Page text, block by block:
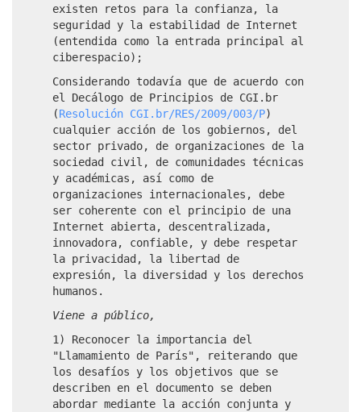
existen retos para la confianza, la
seguridad y la estabilidad de Internet
(entendida como la entrada principal al
ciberespacio);
Considerando todavía que de acuerdo con
el Decálogo de Principios de CGI.br
(Resolución CGI.br/RES/2009/003/P)
cualquier acción de los gobiernos, del
sector privado, de organizaciones de la
sociedad civil, de comunidades técnicas
y académicas, así como de
organizaciones internacionales, debe
ser coherente con el principio de una
Internet abierta, descentralizada,
innovadora, confiable, y debe respetar
la privacidad, la libertad de
expresión, la diversidad y los derechos
humanos.
Viene a público,
1) Reconocer la importancia del
"Llamamiento de París", reiterando que
los desafíos y los objetivos que se
describen en el documento se deben
abordar mediante la acción conjunta y